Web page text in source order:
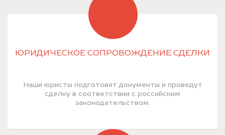
ЮРИДИЧЕСКОЕ СОПРОВОЖДЕНИЕ СДЕЛКИ
Наши юристы подготовят документы и проведут
сделку в соответствии с российским
законодательством.